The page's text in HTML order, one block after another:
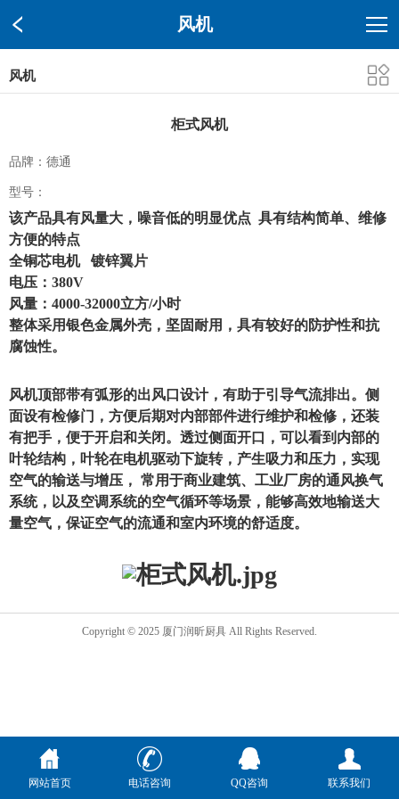
风机
风机
柜式风机
品牌：德通
型号：
该产品具有风量大，噪音低的明显优点 具有结构简单、维修
方便的特点
全铜芯电机 镀锌翼片
电压：380V
风量：4000-32000立方/小时
整体采用银色金属外壳，坚固耐用，具有较好的防护性和抗
腐蚀性。
风机顶部带有弧形的出风口设计，有助于引导气流排出。侧
面设有检修门，方便后期对内部部件进行维护和检修，还装
有把手，便于开启和关闭。透过侧面开口，可以看到内部的
叶轮结构，叶轮在电机驱动下旋转，产生吸力和压力，实现
空气的输送与增压， 常用于商业建筑、工业厂房的通风换气
系统，以及空调系统的空气循环等场景，能够高效地输送大
量空气，保证空气的流通和室内环境的舒适度。
Copyright © 2025 厦门润昕厨具 All Rights Reserved.
网站首页 电话咨询 QQ咨询 联系我们